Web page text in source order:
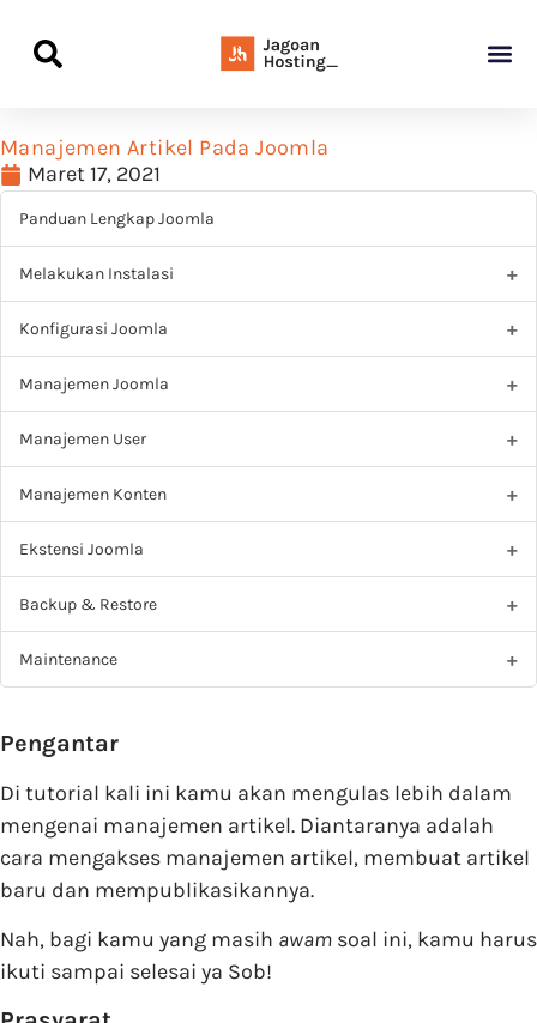
Manajemen Artikel Pada Joomla
Maret 17, 2021
Panduan Lengkap Joomla
Melakukan Instalasi
Konfigurasi Joomla
Manajemen Joomla
Manajemen User
Manajemen Konten
Ekstensi Joomla
Backup & Restore
Maintenance
Pengantar
Di tutorial kali ini kamu akan mengulas lebih dalam
mengenai manajemen artikel. Diantaranya adalah
cara mengakses manajemen artikel, membuat artikel
baru dan mempublikasikannya.
Nah, bagi kamu yang masih awam soal ini, kamu harus
ikuti sampai selesai ya Sob!